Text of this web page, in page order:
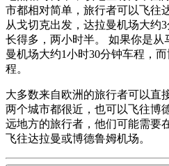
市都相对简单，旅行者可以飞往
从戈切克出发，达拉曼机场大约
长得多，两小时半。 如果你是从
曼机场大约1小时30分钟车程，
程。
大多数来自欧洲的旅行者可以直
两个城市都很近，也可以飞往博
远地方的旅行者，他们可能需要
飞往达拉曼或博德鲁姆机场。